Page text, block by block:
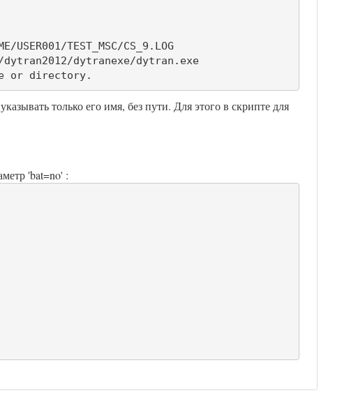
file or directory.
только его имя, без пути. Для этого в скрипте для
'bat=no' :